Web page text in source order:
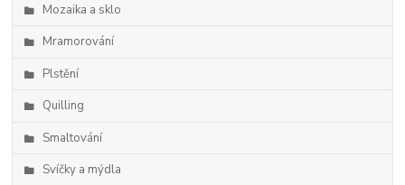
Mozaika a sklo
Mramorování
Plstění
Quilling
Smaltování
Svíčky a mýdla